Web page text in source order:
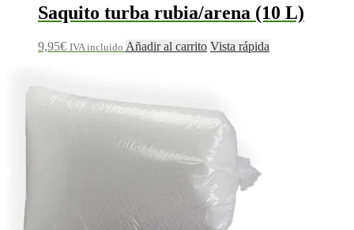
Saquito turba rubia/arena (10 L)
9,95€ IVA incluido Añadir al carrito Vista rápida